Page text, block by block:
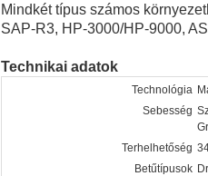
Mindkét típus számos
SAP-R3, HP-3000/HP-9000,
Technikai adatok
Technológia
Sebesség
Terhelhetőség
Betűtípusok